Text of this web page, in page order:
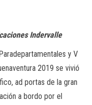
Indervalle
y V
2019 se vivió
ad portas de la gran
a bordo por el